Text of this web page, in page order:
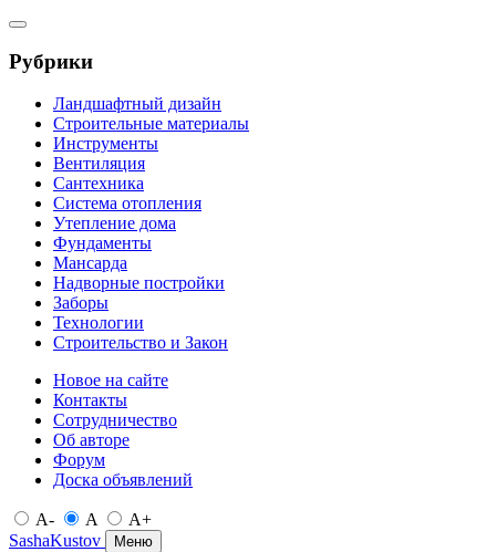
Рубрики
Ландшафтный дизайн
Строительные материалы
Инструменты
Вентиляция
Сантехника
Система отопления
Утепление дома
Фундаменты
Мансарда
Надворные постройки
Заборы
Технологии
Строительство и Закон
Новое на сайте
Контакты
Сотрудничество
Об авторе
Форум
Доска объявлений
A- A
A+
SashaKustov
Меню